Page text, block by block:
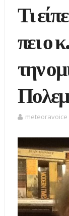
Τι
πει ο
την
meteoravoice